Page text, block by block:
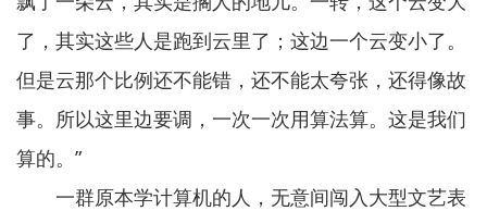
了，其实这些人是跑到云里了；这边一个云变小了。
但是云那个比例还不能错，还不能太夸张，还得像故
事。所以这里边要调，一次一次用算法算。这是我们
算的。”
一群原本学计算机的人，无意间闯入大型文艺表